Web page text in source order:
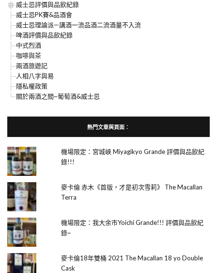
威士忌評價與品飲紀錄
威士忌PK賽&品酒會
威士忌理論派—講酒一流品酒二流酒量不入流
啤酒評價與品飲紀錄
中式烈酒
咖啡與茶
兩酒旅遊記
人相八字與易
隱私權政策
關於兩酒之間~葡萄酒&威士忌
熱門文章與頁面︰
機場限定：宮城峽 Miyagikyo Grande 評價與品飲紀
錄!!!
麥卡倫 赤木《首版，才是初次雪莉》 The Macallan
Terra
機場限定：我大余市Yoichi Grande!!! 評價與品飲紀
錄~
麥卡倫18年雙桶 2021 The Macallan 18 yo Double
Cask